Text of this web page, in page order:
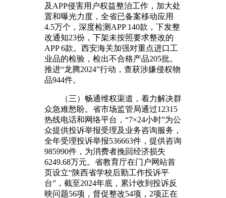
及APP侵害用户权益整治工作，加大处
置和曝光力度，全省已备案移动应用
4.5万个，深度检测APP 140款，下发整
改通知23份，下架未按照要求整改的
APP 6款。西安海关加强对重点进口工
业品的检验，检出不合格产品205批。
推进“龙腾2024”行动，查获涉嫌侵权物
品944件。
（三）畅通维权渠道，着力解决群
众急难愁盼。省市场监管局通过12315
热线电话和网络平台，“7×24小时”为公
众提供投诉举报受理及业务咨询服务，
全年受理投诉举报536663件，提供咨询
985990件，为消费者挽回经济损失
6249.68万元。省教育厅在门户网站首
页设立“陕西省学校后勤工作投诉平
台”，截至2024年底，累计收到投诉反
映问题56项，督促整改54项，2项正在